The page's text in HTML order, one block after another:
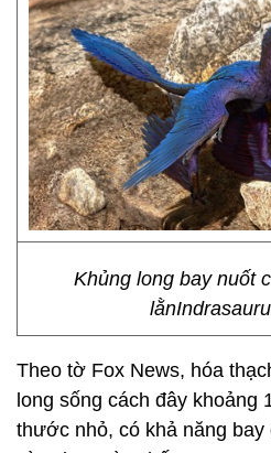
Khủng long bay nuốt
Theo tờ Fox News, hóa
long sống cách đây khoảng
thước nhỏ, có khả năng